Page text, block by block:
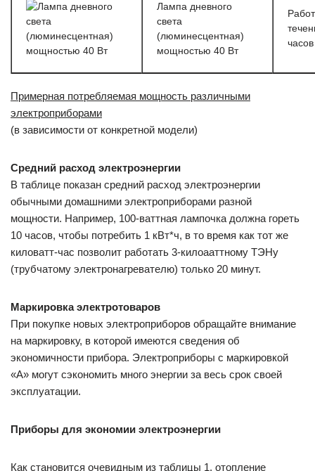
Лампа дневного
света
(люминесцентная)
мощностью 40 Вт
часов
Примерная потребляемая мощность различными
электроприборами
(в зависимости от конкретной модели)
Средний расход электроэнергии
В таблице показан средний расход электроэнергии
обычными домашними электроприборами разной
мощности. Например, 100-ваттная лампочка должна гореть
10 часов, чтобы потребить 1 кВт*ч, в то время как тот же
киловатт-час позволит работать 3-килоааттному ТЭНу
(трубчатому электронагревателю) только 20 минут.
Маркировка электротоваров
При покупке новых электроприборов обращайте внимание
на маркировку, в которой имеются сведения об
экономичности прибора. Электроприборы с маркировкой
«А» могут сэкономить много энергии за весь срок своей
эксплуатации.
Приборы для экономии электроэнергии
Как становится очевидным из таблицы 1, отопление